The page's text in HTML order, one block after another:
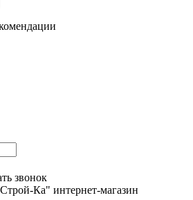
звонок
Ка" интернет-магазин